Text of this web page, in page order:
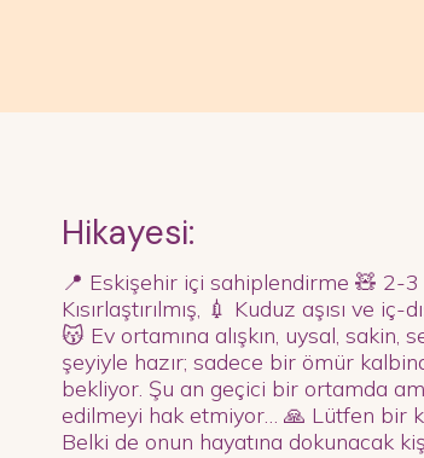
Hikayesi:
📍 Eskişehir içi sahiplendirme 🧸 2-3
Kısırlaştırılmış, 💉 Kuduz aşısı ve
😽 Ev ortamına alışkın, uysal,
şeyiyle hazır; sadece bir ömür
bekliyor. Şu an geçici bir ortamda
edilmeyi hak etmiyor… 🙏 Lütfen bir
Belki de onun hayatına dokunacak